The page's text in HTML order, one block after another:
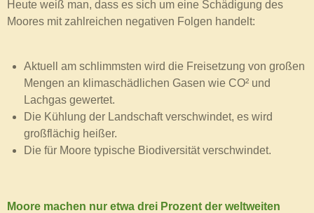
Heute weiß man, dass es sich um eine Schädigung des
Moores mit zahlreichen negativen Folgen handelt:
Aktuell am schlimmsten wird die Freisetzung von großen
Mengen an klimaschädlichen Gasen wie CO² und
Lachgas gewertet.
Die Kühlung der Landschaft verschwindet, es wird
großflächig heißer.
Die für Moore typische Biodiversität verschwindet.
Moore machen nur etwa drei Prozent der weltweiten